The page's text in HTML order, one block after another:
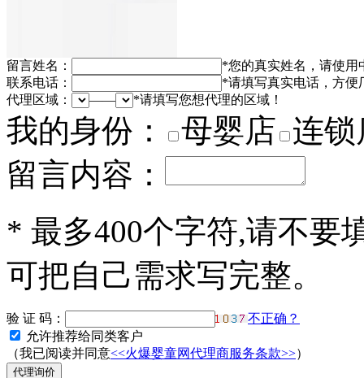
留言姓名： *您的真实姓名，请使用
联系电话：
*请填写真实电话，方便
代理区域：
—— *请填写您想代理的区域！
我的身份： 母婴店 连锁
留言内容：
* 最多400个字符,请不要
可把自己需求写完整。
验 证 码：
不正确？
允许推荐给同类客户
（我已阅读并同意<<火爆婴童网代理商服务条款>>）